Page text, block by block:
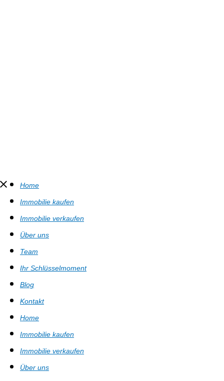
Home
Immobilie kaufen
Immobilie verkaufen
Über uns
Team
Ihr Schlüsselmoment
Blog
Kontakt
Home
Immobilie kaufen
Immobilie verkaufen
Über uns